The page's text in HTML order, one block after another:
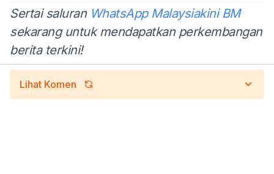
Sertai saluran WhatsApp Malaysiakini BM
sekarang untuk mendapatkan perkembangan
berita terkini!
Lihat Komen